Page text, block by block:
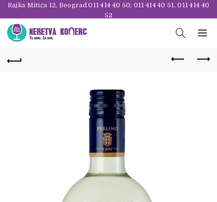
Rajka Mitića 12, Beograd011 414 40 50, 011 414 40 51,011 414 40
52